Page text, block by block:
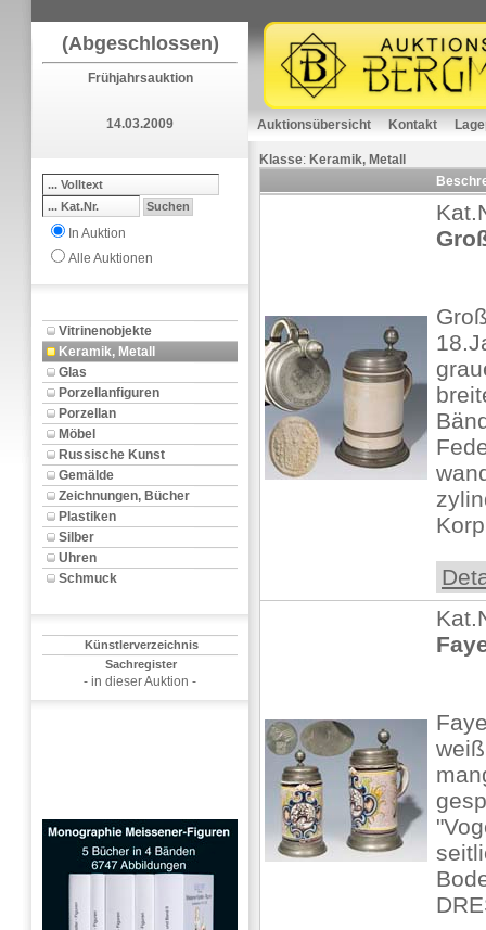
(Abgeschlossen)
Frühjahrsauktion
14.03.2009
In Auktion
Alle Auktionen
Vitrinenobjekte
Keramik, Metall
Glas
Porzellanfiguren
Porzellan
Möbel
Russische Kunst
Gemälde
Zeichnungen, Bücher
Plastiken
Silber
Uhren
Schmuck
Künstlerverzeichnis
Sachregister
- in dieser Auktion -
Auktionsübersicht Kontakt
Klasse: Keramik, Metall